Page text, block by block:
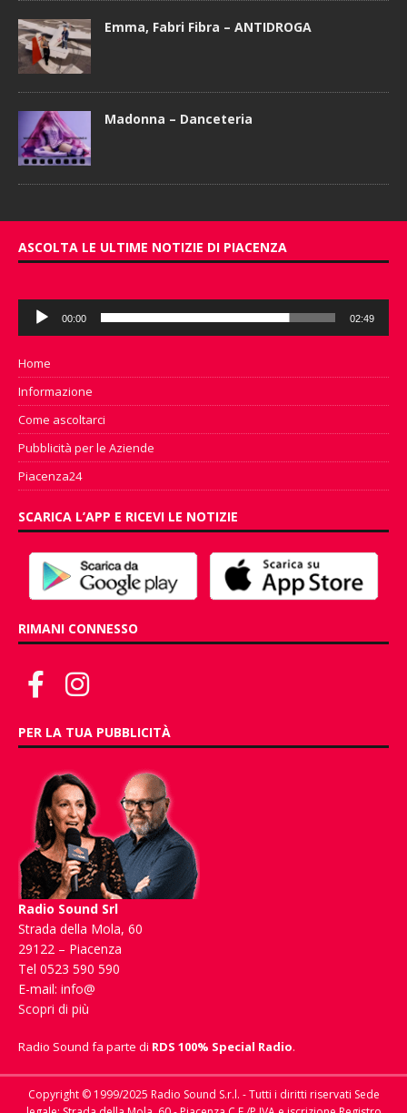
Emma, Fabri Fibra – ANTIDROGA
Madonna – Danceteria
ASCOLTA LE ULTIME NOTIZIE DI PIACENZA
Audio
Player
00:00 02:49
Home
Informazione
Come ascoltarci
Pubblicità per le Aziende
Piacenza24
SCARICA L’APP E RICEVI LE NOTIZIE
RIMANI CONNESSO
PER LA TUA PUBBLICITÀ
Radio Sound Srl
Strada della Mola, 60
29122 – Piacenza
Tel 0523 590 590
E-mail: info@
Scopri di più
Radio Sound fa parte di RDS 100% Special Radio.
Copyright © 1999/2025 Radio Sound S.r.l. - Tutti i diritti riservati Sede